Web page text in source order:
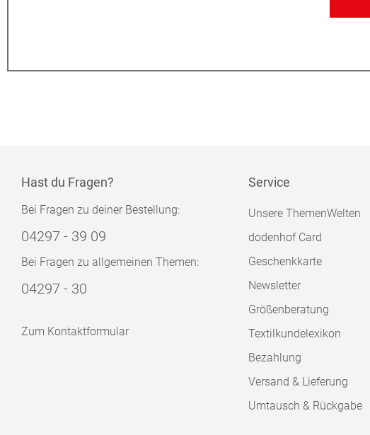
Hast du Fragen?
Bei Fragen zu deiner Bestellung:
04297 - 39 09
Bei Fragen zu allgemeinen Themen:
04297 - 30
Zum Kontaktformular
Service
Unsere ThemenWelten
dodenhof Card
Geschenkkarte
Newsletter
Größenberatung
Textilkundelexikon
Bezahlung
Versand & Lieferung
Umtausch & Rückgabe